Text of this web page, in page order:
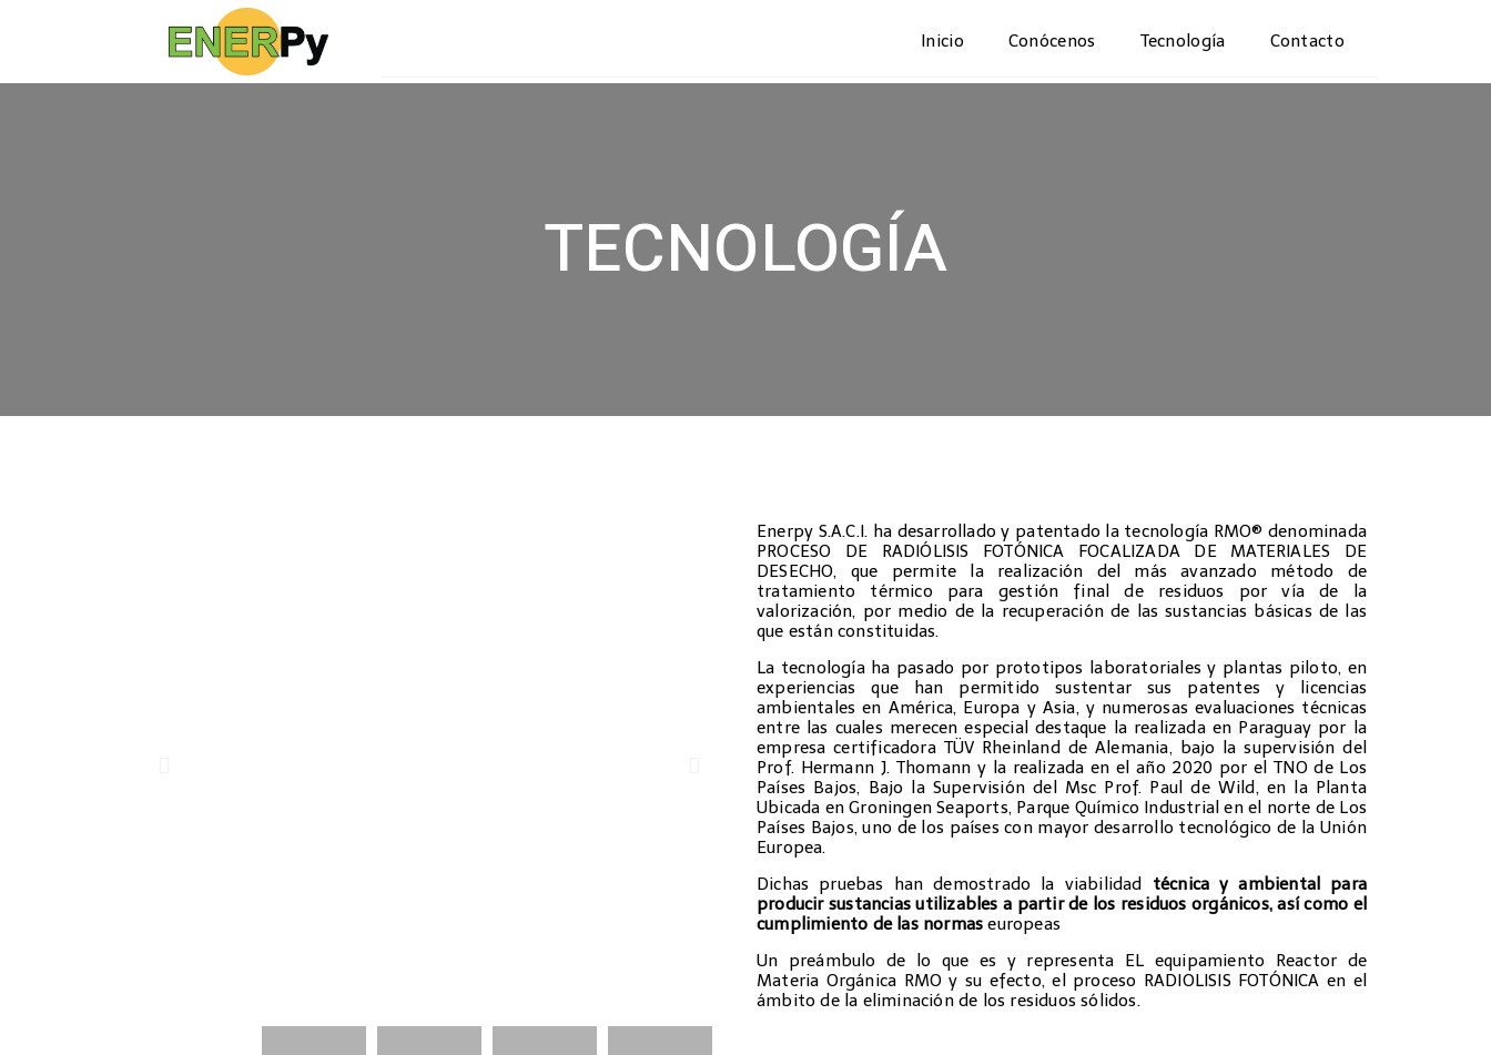
Inicio Conócenos Tecnología Contacto
TECNOLOGÍA
Enerpy S.A.C.I. ha desarrollado y patentado la tecnología RMO® denominada
PROCESO DE RADIÓLISIS FOTÓNICA FOCALIZADA DE MATERIALES DE
DESECHO, que permite la realización del más avanzado método de
tratamiento térmico para gestión final de residuos por vía de la
valorización, por medio de la recuperación de las sustancias básicas de las
que están constituidas.
La tecnología ha pasado por prototipos laboratoriales y plantas piloto, en
experiencias que han permitido sustentar sus patentes y licencias
ambientales en América, Europa y Asia, y numerosas evaluaciones técnicas
entre las cuales merecen especial destaque la realizada en Paraguay por la
empresa certificadora TÜV Rheinland de Alemania, bajo la supervisión del
Prof. Hermann J. Thomann y la realizada en el año 2020 por el TNO de Los
Países Bajos, Bajo la Supervisión del Msc Prof. Paul de Wild, en la Planta
Ubicada en Groningen Seaports, Parque Químico Industrial en el norte de Los
Países Bajos, uno de los países con mayor desarrollo tecnológico de la Unión
Europea.
Dichas pruebas han demostrado la viabilidad técnica y ambiental para
producir sustancias utilizables a partir de los residuos orgánicos, así como el
cumplimiento de las normaseuropeas
Un preámbulo de lo que es y representa EL equipamiento Reactor de
Materia Orgánica RMO y su efecto, el proceso RADIOLISIS FOTÓNICA en el
ámbito de la eliminación de los residuos sólidos.